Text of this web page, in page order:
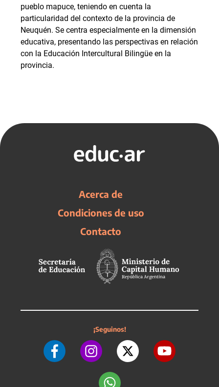
pueblo mapuce, teniendo en cuenta la
particularidad del contexto de la provincia de
Neuquén. Se centra especialmente en la dimensión
educativa, presentando las perspectivas en relación
con la Educación Intercultural Bilingüe en la
provincia.
Acerca de
Condiciones de uso
Contacto
¡Seguinos!